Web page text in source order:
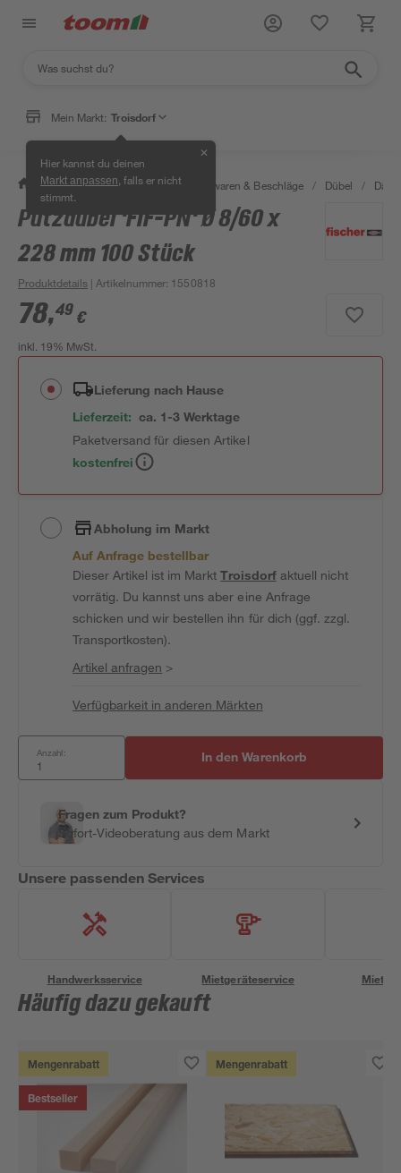
Mein Markt: Troisdorf
Hier kannst du deinen
Markt anpassen , falls er nicht
stimmt.
✕
/ Werkstatt & Maschinen / Eisenwaren & Beschläge / Dübel /
Putzdübel 'FIF-PN' Ø 8/60 x
228 mm 100 Stück
Produktdetails | Artikelnummer: 1550818
78,49 €
inkl. 19% MwSt.
Lieferung nach Hause
Lieferzeit: ca. 1-3 Werktage
Paketversand für diesen Artikel
kostenfrei
Abholung im Markt
Auf Anfrage bestellbar
Dieser Artikel ist im MarktTroisdorfaktuell nicht
vorrätig. Du kannst uns aber eine Anfrage
schicken und wir bestellen ihn für dich (ggf. zzgl.
Transportkosten).
Artikel anfragen >
Verfügbarkeit in anderen Märkten
Anzahl: In den Warenkorb
Fragen zum Produkt?
Sofort-Videoberatung aus dem Markt
Unsere passenden Services
Handwerksservice Mietgeräteservice
Häufig dazu gekauft
Mengenrabatt
Bestseller
Mengenrabatt